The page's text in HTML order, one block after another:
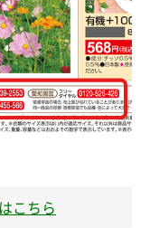
こちら